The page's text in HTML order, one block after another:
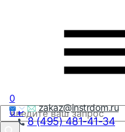
zakaz@instrdom.ru
8 (495) 481-41-34
0
0₽